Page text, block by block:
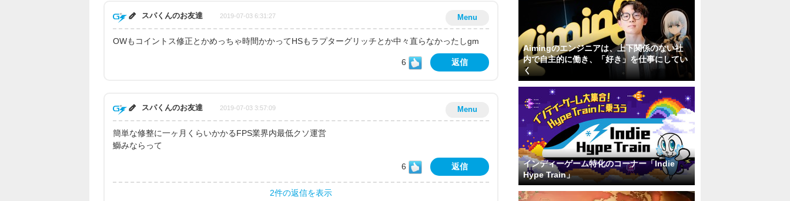
Menu
スパくんのお友達 2019-07-03 6:31:27
OWもコイントス修正とかめっちゃ時間かかってHSもラプターグリッチとか中々直らなかったしgm
6 返信
Menu
スパくんのお友達 2019-07-03 3:57:09
簡単な修整に一ヶ月くらいかかるFPS業界内最低クソ運営
鰤みならって
6 返信
2件の返信を表示
Aimingのエンジニアは、上下関係のない社
内で自主的に働き、「好き」を仕事にしてい
く
インディーゲーム特化のコーナー「Indie
Hype Train」